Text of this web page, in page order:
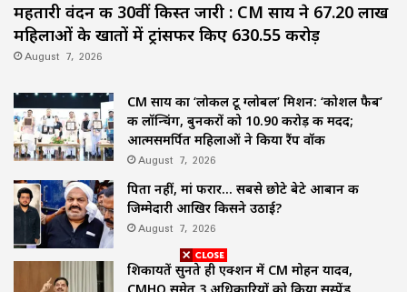
महतारी वंदन की 30वीं किस्त जारी : CM साय ने 67.20 लाख
महिलाओं के खातों में ट्रांसफर किए ₹630.55 करोड़
August 7, 2026
CM साय का ‘लोकल टू ग्लोबल’ मिशन: ‘कोशल फैब’
की लॉन्चिंग, बुनकरों को 10.90 करोड़ की मदद;
आत्मसमर्पित महिलाओं ने किया रैंप वॉक
August 7, 2026
पिता नहीं, मां फरार… सबसे छोटे बेटे आबान की
जिम्मेदारी आखिर किसने उठाई?
August 7, 2026
शिकायतें सुनते ही एक्शन में CM मोहन यादव,